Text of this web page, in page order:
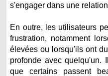
s'engager dans une
En outre, les utilisateurs
frustration, notamment
élevées ou lorsqu'ils ont
profonde avec quelqu'un.
que certains passent